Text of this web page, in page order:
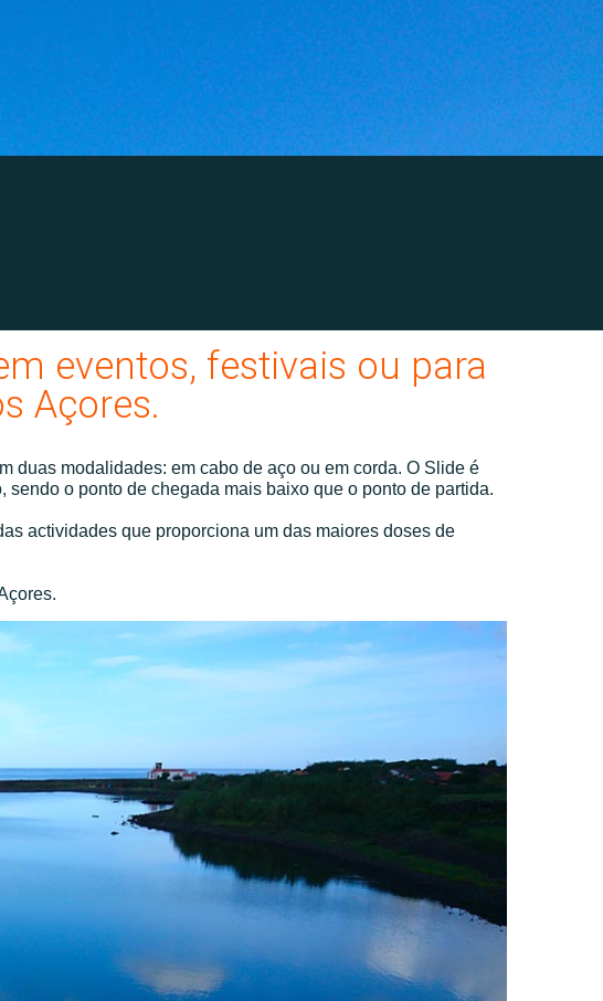
eventos, festivais ou para
Açores.
duas modalidades: em cabo de aço ou em corda. O Slide é
o ponto de chegada mais baixo que o ponto de partida.
actividades que proporciona um das maiores doses de